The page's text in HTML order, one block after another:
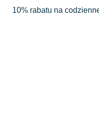
10% rabatu na